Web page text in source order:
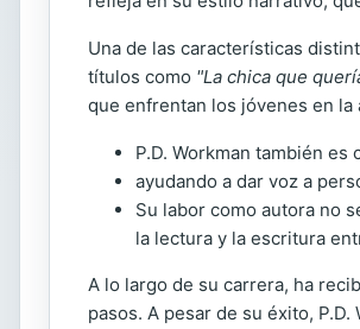
Una de las características
títulos como "La chica que
que enfrentan los jóvenes en la
P.D. Workman también
ayudando a dar voz a
Su labor como autora no
la lectura y la escritura
A lo largo de su carrera, ha
pasos. A pesar de su éxito,